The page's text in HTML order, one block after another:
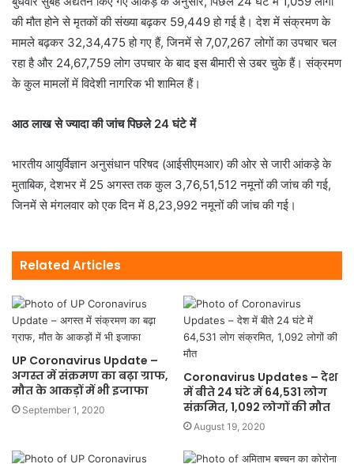
की मौत होने से मृतकों की संख्या बढ़कर 59,449 हो गई है। देश में संक्रमण के
मामले बढ़कर 32,34,475 हो गए हैं, जिनमें से 7,07,267 लोगों का उपचार चल
रहा है और 24,67,759 लोग उपचार के बाद इस बीमारी से उबर चुके हैं। संक्रमण
के कुल मामलों में विदेशी नागरिक भी शामिल हैं।
आठ लाख से ज्यादा की जांच पिछले 24 घंटे में
भारतीय आयुर्विज्ञान अनुसंधान परिषद (आईसीएमआर) की ओर से जारी आंकड़े के
मुताबिक, देशभर में 25 अगस्त तक कुल 3,76,51,512 नमूनों की जांच की गई,
जिनमें से मंगलवार को एक दिन में 8,23,992 नमूनों की जांच की गई।
Related Articles
UP Coronavirus Update –
अगस्त में संक्रमण का बढ़ा ग्राफ,
मौत के आकड़ों में भी इजाफा
September 1, 2020
Coronavirus Updates – देश
में बीते 24 घंटे में 64,531 लोग
संक्रमित, 1,092 लोगों की मौत
August 19, 2020